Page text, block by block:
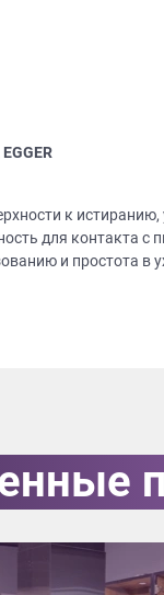
к
для контакта
и простота в